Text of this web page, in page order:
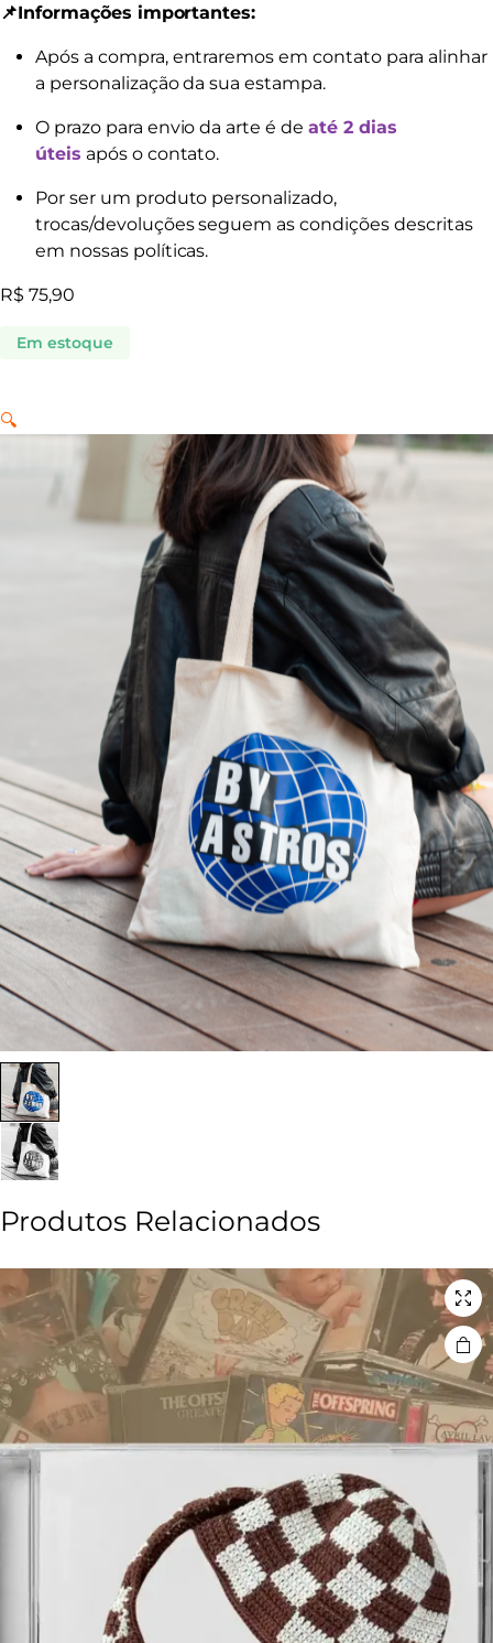
📌Informações importantes:
Após a compra, entraremos em contato para alinhar
a personalização da sua estampa.
O prazo para envio da arte é deaté 2 dias
úteis após o contato.
Por ser um produto personalizado,
trocas/devoluções seguem as condições descritas
em nossas políticas.
R$ 75,90
Em estoque
🔍
Produtos Relacionados